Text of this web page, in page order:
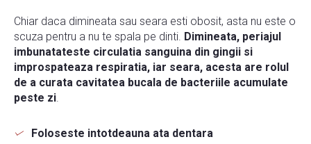
Chiar daca dimineata sau seara esti obosit, asta nu este o
scuza pentru a nu te spala pe dinti. Dimineata, periajul
imbunatateste circulatia sanguina din gingii si
improspateaza respiratia, iar seara, acesta are rolul
de a curata cavitatea bucala de bacteriile acumulate
peste zi
Foloseste intotdeauna ata dentara